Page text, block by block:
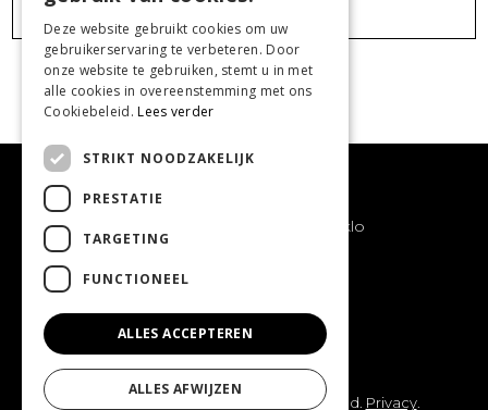
CONTACTEER ONS
Ambachtenstraat 11, 9900 Eeklo
Mail:geert@leloupenco.be
© 2026 Leloup & Co bv. All rights reserved. Privacy.
Deze website gebruikt cookies om uw
gebruikerservaring te verbeteren. Door
onze website te gebruiken, stemt u in met
alle cookies in overeenstemming met ons
Cookiebeleid.Lees verder
STRIKT NOODZAKELIJK
PRESTATIE
TARGETING
FUNCTIONEEL
ALLES ACCEPTEREN
ALLES AFWIJZEN